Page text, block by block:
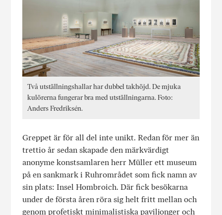
Två utställningshallar har dubbel takhöjd. De mjuka
kulörerna fungerar bra med utställningarna. Foto:
Anders Fredriksén.
Greppet är för all del inte unikt. Redan för mer än
trettio år sedan skapade den märkvärdigt
anonyme konstsamlaren herr Müller ett museum
på en sankmark i Ruhrområdet som fick namn av
sin plats: Insel Hombroich. Där fick besökarna
under de första åren röra sig helt fritt mellan och
genom profetiskt minimalistiska paviljonger och